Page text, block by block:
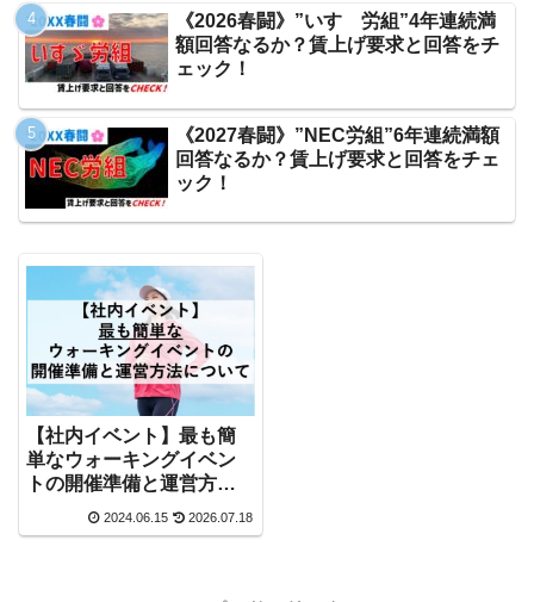
《2026春闘》”いすゞ労組”4年連続満
額回答なるか？賃上げ要求と回答をチ
ェック！
《2027春闘》”NEC労組”6年連続満額
回答なるか？賃上げ要求と回答をチェ
ック！
【社内イベント】最も簡
単なウォーキングイベン
トの開催準備と運営方法
について
2024.06.15 2026.07.18